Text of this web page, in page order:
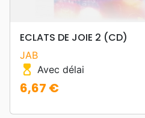
ECLATS DE JOIE 2 (CD)
JAB
hourglass_top Avec délai
Prix
6,67 €